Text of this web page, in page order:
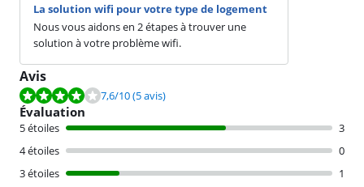
La solution wifi pour votre type de logement
Nous vous aidons en 2 étapes à trouver une
solution à votre problème wifi.
Avis
La note est de 7,6 sur 10, basée sur 5 avis.
7,6/10(5 avis)
Évaluation
5 étoiles
3
4 étoiles
0
3 étoiles
1